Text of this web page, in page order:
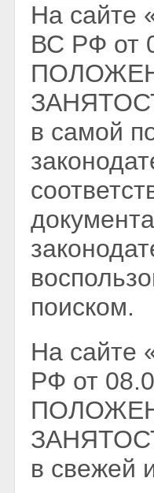
На сайте
ВС РФ от
в самой
поиском.
На сайте
РФ от
в свежей